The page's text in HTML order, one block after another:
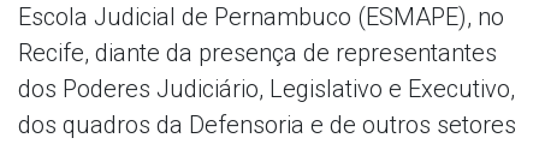
Escola Judicial de Pernambuco (ESMAPE), no
Recife, diante da presença de representantes
dos Poderes Judiciário, Legislativo e Executivo,
dos quadros da Defensoria e de outros setores